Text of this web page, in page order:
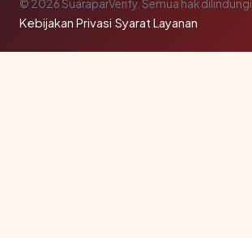
© 2026 SuaraparVerify. Semua hak dilindungi.
Kebijakan Privasi·Syarat Layanan